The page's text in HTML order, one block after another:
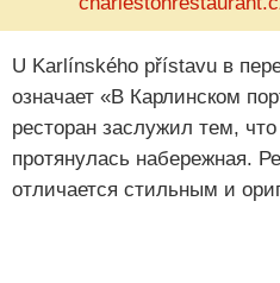
U Karlínského přístavu в
означает «В Карлинском
ресторан заслужил тем,
протянулась набережная.
отличается стильным и